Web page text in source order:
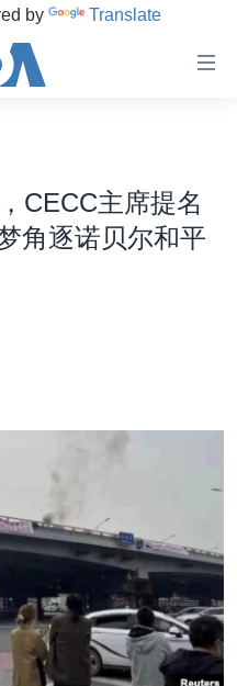
by Translate
CECC主席提名
角逐诺贝尔和平